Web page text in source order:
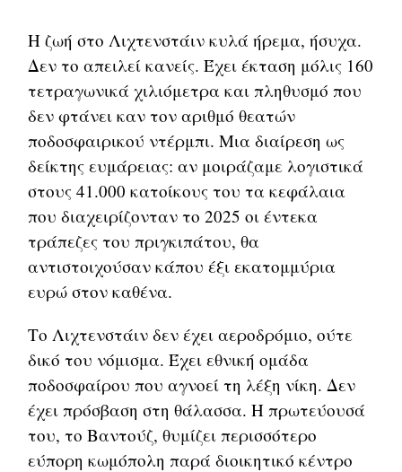
Η ζωή στο Λιχτενστάιν κυλά ήρεμα, ήσυχα.
Δεν το απειλεί κανείς. Έχει έκταση μόλις 160
τετραγωνικά χιλιόμετρα και πληθυσμό που
δεν φτάνει καν τον αριθμό θεατών
ποδοσφαιρικού ντέρμπι. Μια διαίρεση ως
δείκτης ευμάρειας: αν μοιράζαμε λογιστικά
στους 41.000 κατοίκους του τα κεφάλαια
που διαχειρίζονταν το 2025 οι έντεκα
τράπεζες του πριγκιπάτου, θα
αντιστοιχούσαν κάπου έξι εκατομμύρια
ευρώ στον καθένα.
Το Λιχτενστάιν δεν έχει αεροδρόμιο, ούτε
δικό του νόμισμα. Έχει εθνική ομάδα
ποδοσφαίρου που αγνοεί τη λέξη νίκη. Δεν
έχει πρόσβαση στη θάλασσα. Η πρωτεύουσά
του, το Βαντούζ, θυμίζει περισσότερο
εύπορη κωμόπολη παρά διοικητικό κέντρο